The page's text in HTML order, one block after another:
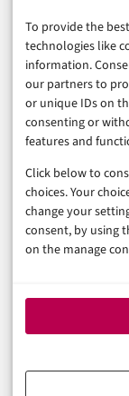
To provide the
technologies like
information.
our partners to
or unique IDs on
consenting or
features and
Click below to
choices. Your
change your
consent, by using
on the manage
Business & Karriere
Sicherheit & Recht
Digitalisierung
Marketing
Magazin
Unsere Redaktion
Werbeformate &
Rechtliches
Cookie-Richtlinie (EU)